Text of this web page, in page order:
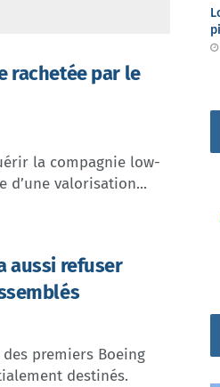
rachetée par le
la compagnie low-
d’une valorisation...
aussi refuser
premiers Boeing
destinés.